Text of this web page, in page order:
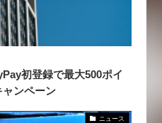
初登録で最大500ポイ
ャンペーン
ニュース